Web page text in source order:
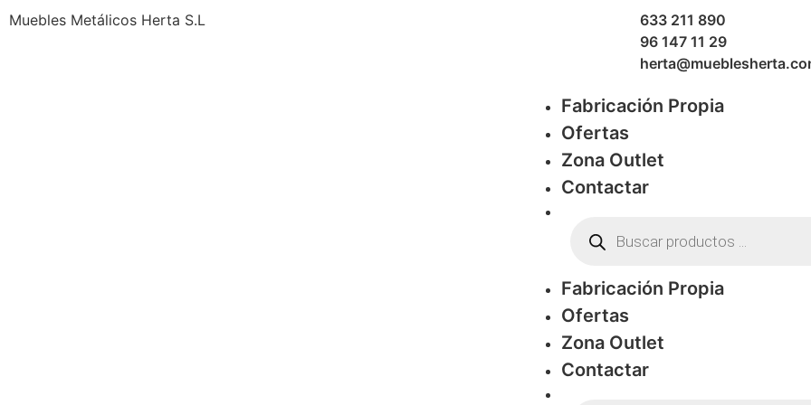
Muebles Metálicos Herta S.L
633 211 890
96 147 11 29
Fabricación Propia
Ofertas
Zona Outlet
Contactar
Fabricación Propia
Ofertas
Zona Outlet
Contactar